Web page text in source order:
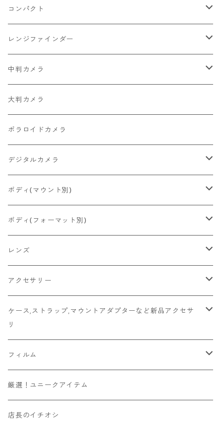
2026/07/11
2026/07/10
2026/06/30
2026/06/28
2026/06/27
2026/06/24
2026/06/23
2026/06/21
2026/06/12
2026/06/11
2026/06/10
一眼レフ・レンジファインダーカメラ
中判カメラ
レンズ
Nikon
Canon
PENTAX
OLYMPUS
MINOLTA
CONTAX
Konica
Ricoh
Mamiya
京セラ
FUJIFILM
Leica
その他舶来
その他国産
コンパクト
Nikon
Canon
PENTAX
FUJIFILM
RICOH
Minolta
Konica
Leica
Rollei
OLYMPUS
YASHICA
CONTAX
京セラ
レンジファインダー
Leica
Nikon
Canon
Zeiss Ikon
舶来その他
国産その他
中判カメラ
Mamiya
PENTAX
FUJIFILM
Bronica
CONTAX
HASSELBLAD
Rollei
PLAUBEL
Voigtlander
ZEISSIKON
ZENZA BRONICA
大判カメラ
ポラロイドカメラ
デジタルカメラ
一眼レフ
ミラーレス一眼
コンパクト
ボディ(マウント別)
Fマウント
FDマウント
SR/MDマウント
OMマウント
Kマウント
M42マウント
Y/Cマウント
ボディ(フォーマット別)
ハーフサイズ
フルサイズ
6x4.5
6x6
6x7
6x9
レンズ
Fマウント
FDマウント
SR/MDマウント
OMマウント
Kマウント
アクセサリー
キャップ
フード
マウントアダプター
ビューファインダー/交換ファインダー
ケース,ストラップ,マウントアダプターなど新品アクセサ
リ
マウントアダプター
ソニーEマウントボディ用
富士フィルムXマウントボディ用
ハンドメイド
フィルム
135フィルム
カラー
120フィルム
厳選！ユニークアイテム
店長のイチオシ